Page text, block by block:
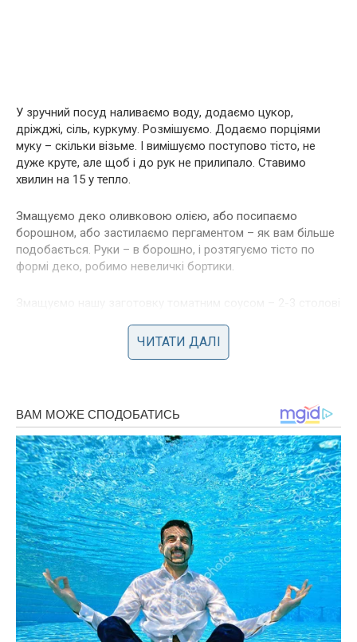
У зручний посуд наливаємо воду, додаємо цукор,
дріжджі, сіль, куркуму. Розмішуємо. Додаємо порціями
муку – скільки візьме. І вимішуємо поступово тісто, не
дуже круте, але щоб і до рук не прилипало. Ставимо
хвилин на 15 у тепло.
Змащуємо деко оливковою олією, або посипаємо
борошном, або застилаємо пергаментом – як вам більше
подобається. Руки – в борошно, і розтягуємо тісто по
формі деко, робимо невеличкі бортики.
Викладаємо начинку, додаємо трішки улюблених спецій.
Все! Духовка вже підігріта, відправляємо туди нашу піцу
хвилин на двадцять і йдемо гратися!
ЧИТАТИ ДАЛІ